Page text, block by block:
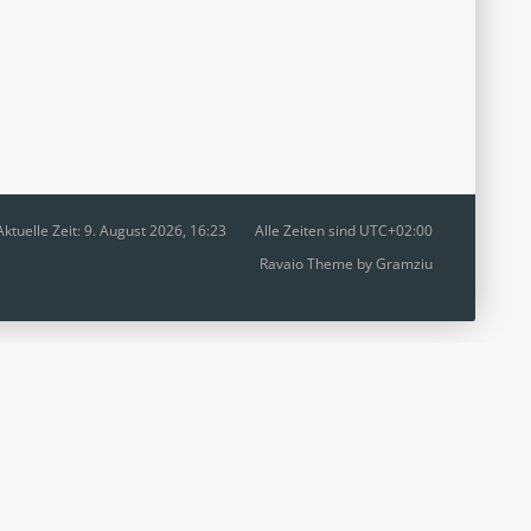
Alle Zeiten sind UTC+02:00
Zeit: 9. August 2026, 16:23
Ravaio Theme byGramziu